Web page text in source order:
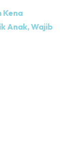
Kena
Anak, Wajib